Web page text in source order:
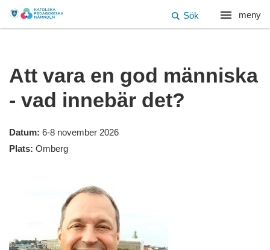
meny
Sök
Att vara en god människa
- vad innebär det?
Datum: 6-8 november 2026
Plats: Omberg